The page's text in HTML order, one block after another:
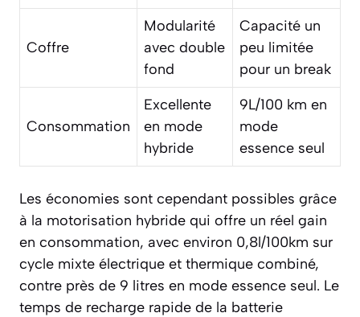
Coffre
Modularité
avec double
fond
Capacité un
peu limitée
pour un break
Consommation
Excellente
en mode
hybride
9L/100 km en
mode
essence seul
Les économies sont cependant possibles grâce
à la motorisation hybride qui offre un réel gain
en consommation, avec environ 0,8l/100km sur
cycle mixte électrique et thermique combiné,
contre près de 9 litres en mode essence seul. Le
temps de recharge rapide de la batterie